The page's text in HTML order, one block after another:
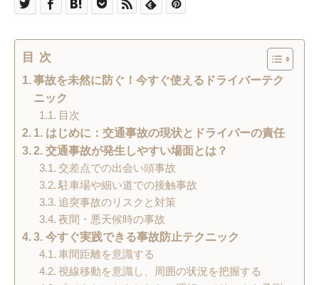
目次
事故を未然に防ぐ！今すぐ使えるドライバーテク
ニック
目次
1. はじめに：交通事故の現状とドライバーの責任
2. 交通事故が発生しやすい場面とは？
交差点での出会い頭事故
駐車場や細い道での接触事故
追突事故のリスクと対策
夜間・悪天候時の事故
3. 今すぐ実践できる事故防止テクニック
車間距離を意識する
視線移動を意識し、周囲の状況を把握する